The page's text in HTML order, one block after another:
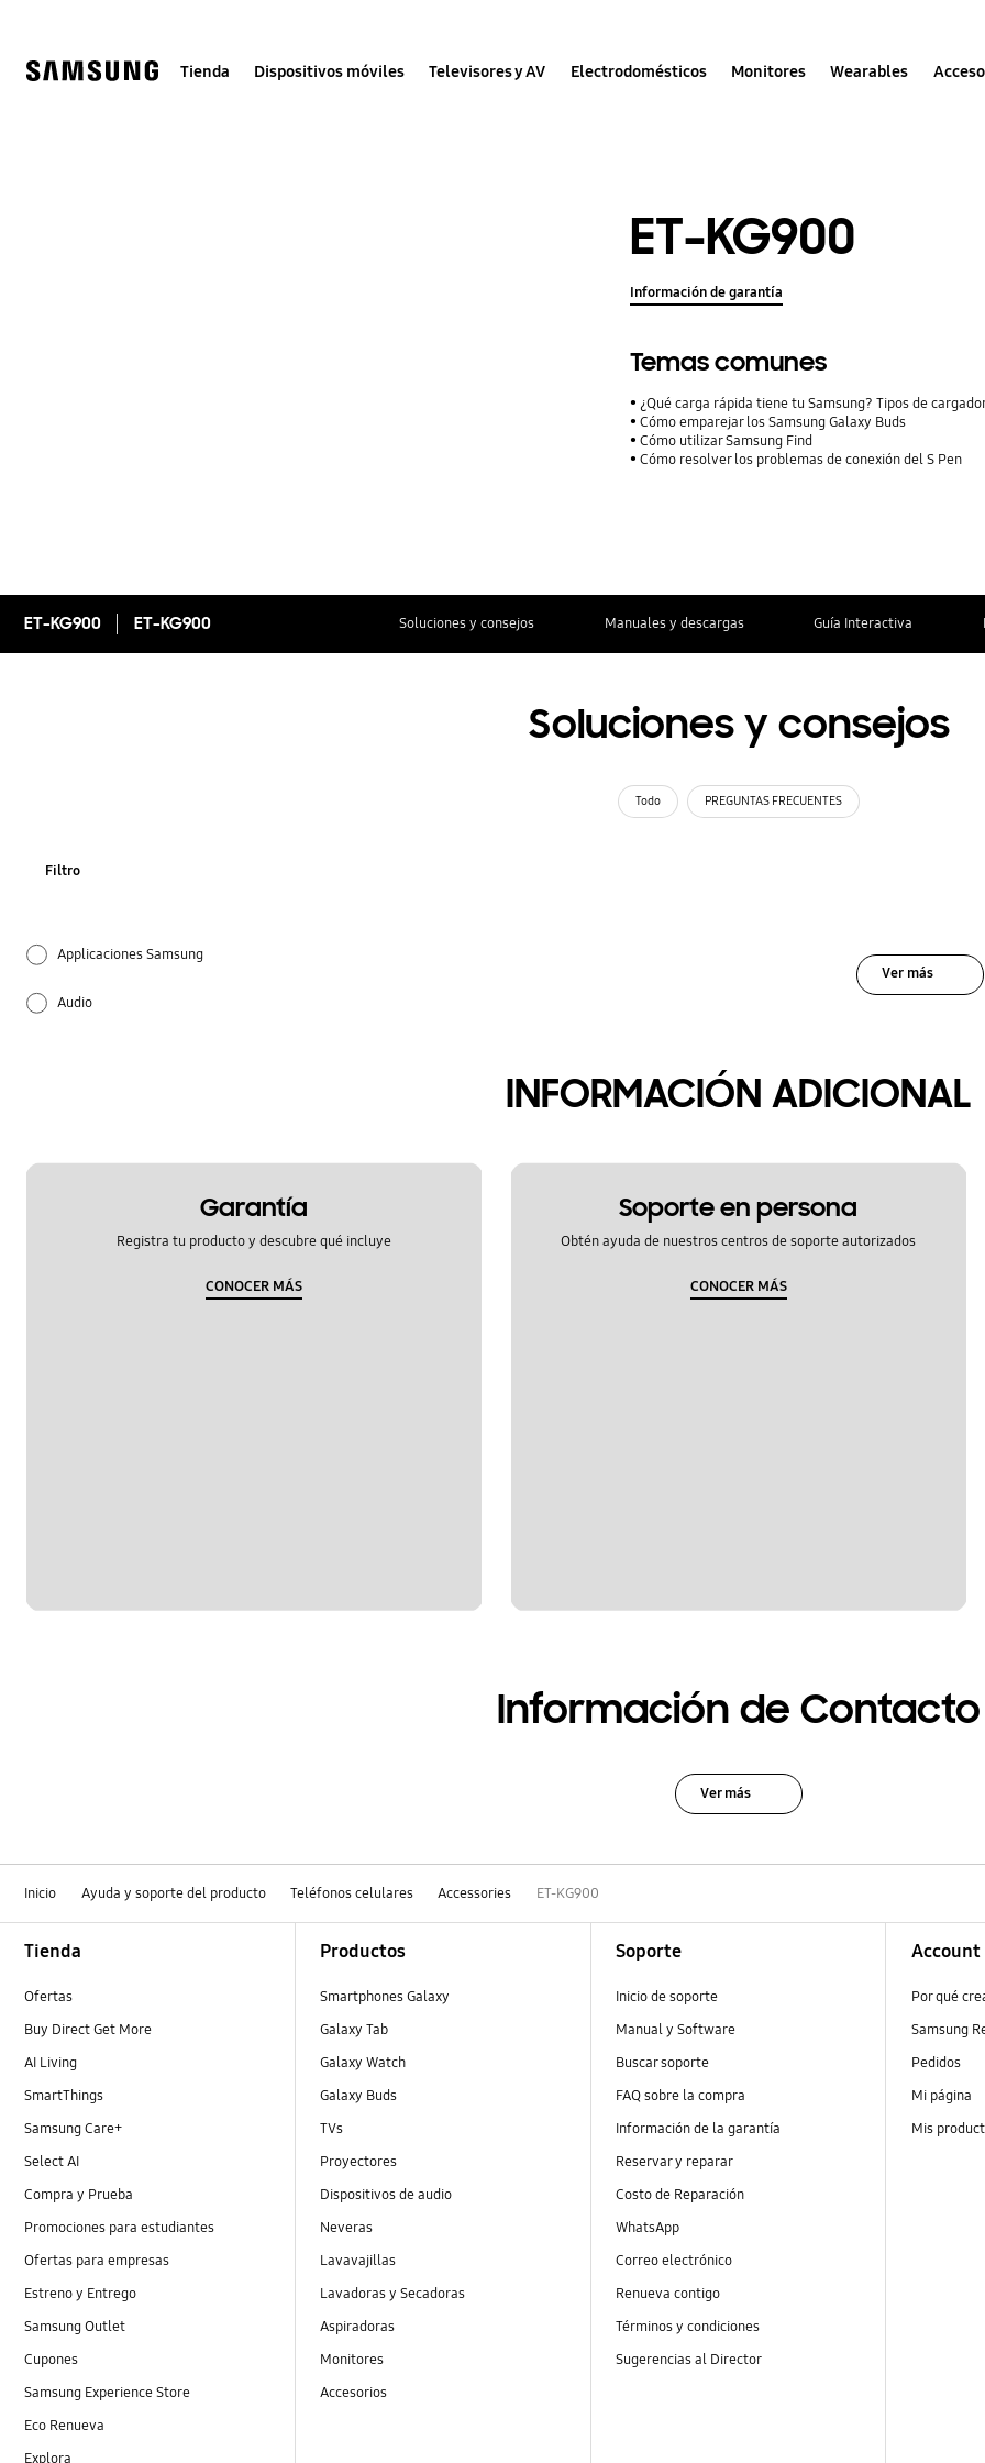
Tienda Dispositivos móviles Televisores y AV Electrodomésticos Monitores Wearables
ET-KG900
Información de garantía
Temas comunes
¿Qué carga rápida tiene tu Samsung? Tipos de
Cómo emparejar los Samsung Galaxy Buds
Cómo utilizar Samsung Find
Cómo resolver los problemas de conexión del S Pen
ET-KG900 ET-KG900 Soluciones y consejos Manuales y descargas Guía Interactiva
Soluciones y consejos
Todo PREGUNTAS FRECUENTES
Filtro
Applicaciones Samsung
Audio
Hardware
Ver más
INFORMACIÓN ADICIONAL
Garantía
Registra tu producto y descubre qué incluye
CONOCER MÁS
Soporte en persona
Obtén ayuda de nuestros centros de soporte autorizados
CONOCER MÁS
Información de Contacto
Ver más
Inicio Ayuda y soporte del producto Teléfonos celulares Accessories ET-KG900
Tienda
Ofertas
Buy Direct Get More
AI Living
SmartThings
Samsung Care+
Select AI
Compra y Prueba
Promociones para estudiantes
Ofertas para empresas
Estreno y Entrego
Samsung Outlet
Cupones
Samsung Experience Store
Eco Renueva
Explora
Productos
Smartphones Galaxy
Galaxy Tab
Galaxy Watch
Galaxy Buds
TVs
Proyectores
Dispositivos de audio
Neveras
Lavavajillas
Lavadoras y Secadoras
Aspiradoras
Monitores
Accesorios
Soporte
Inicio de soporte
Manual y Software
Buscar soporte
FAQ sobre la compra
Información de la garantía
Reservar y reparar
Costo de Reparación
WhatsApp
Correo electrónico
Renueva contigo
Términos y condiciones
Sugerencias al Director
Account
Por qué
Samsung
Pedidos
Mi página
Mis